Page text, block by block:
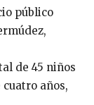
público
de 45 niños
años,